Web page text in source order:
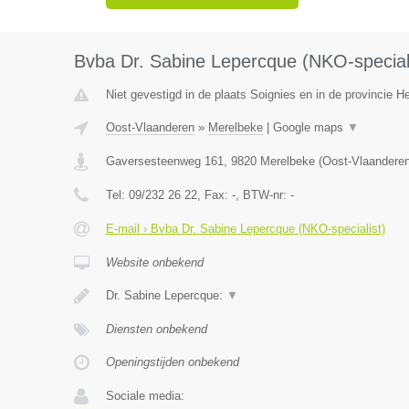
Bvba Dr. Sabine Lepercque (NKO-
Niet gevestigd in de plaats Soignies en in de provincie
Oost-Vlaanderen» Merelbeke| Google maps ▼
Gaversesteenweg 161, 9820 Merelbeke(Oost-
Tel: 09/232 26 22, Fax: -, BTW-nr: -
E-mail › Bvba Dr. Sabine Lepercque (NKO-specialist)
Website onbekend
Dr. Sabine Lepercque: ▼
Diensten onbekend
Openingstijden onbekend
Sociale media: